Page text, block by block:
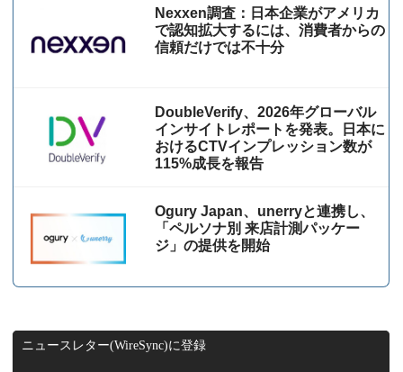
Nexxen調査：日本企業がアメリカ
で認知拡大するには、消費者からの
信頼だけでは不十分
DoubleVerify、2026年グローバル
インサイトレポートを発表。日本に
おけるCTVインプレッション数が
115%成⻑を報告
Ogury Japan、unerryと連携し、
「ペルソナ別 来店計測パッケー
ジ」の提供を開始
ニュースレター(WireSync)に登録